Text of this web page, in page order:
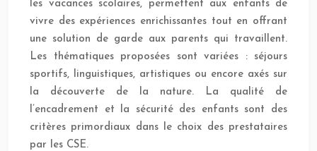
les vacances scolaires, permettent aux enfants de
vivre des expériences enrichissantes tout en offrant
une solution de garde aux parents qui travaillent.
Les thématiques proposées sont variées : séjours
sportifs, linguistiques, artistiques ou encore axés sur
la découverte de la nature. La qualité de
l’encadrement et la sécurité des enfants sont des
critères primordiaux dans le choix des prestataires
par les CSE.